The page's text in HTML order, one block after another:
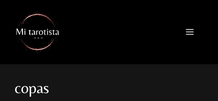
contenido
Menú
copas